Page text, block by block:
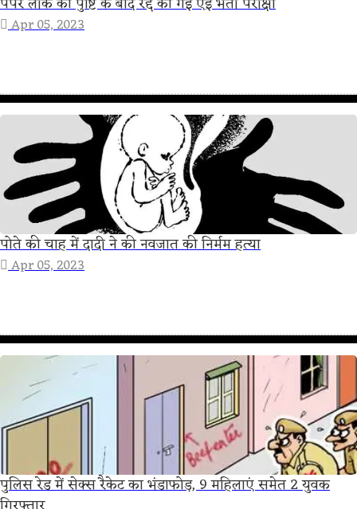
Apr 05, 2023
पोते की चाह में दादी ने की नवजात की निर्मम हत्या
Apr 05, 2023
पुलिस रेड में सेक्स रैकेट का भंडाफोड़, 9 महिलाएं समेत 2 युवक